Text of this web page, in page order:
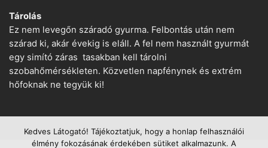
Tárolás
Ez nem levegőn száradó gyurma. Felbontás után nem
szárad ki, akár évekig is eláll. A fel nem használt gyurmát
egy simító záras tasakban kell tárolni
szobahőmérsékleten. Közvetlen napfénynek és extrém
hőfoknak ne tegyük ki!
Kedves Látogató! Tájékoztatjuk, hogy a honlap felhasználói
élmény fokozásának érdekében sütiket alkalmazunk. A